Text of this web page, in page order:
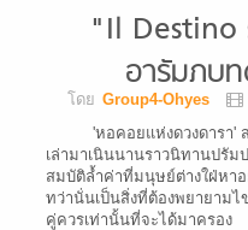
"Il
อารัมภบ
โดย Group4-Ohyes
'หอคอยแห่งดวงดารา'
เล่ามาเนินนานราวนิทานปรัม
สมบัติล้ำค่าที่มนุษย์ต่างใฝ่หา
ทว่านั่นเป็นสิ่งที่ต้องพยายามไ
คู่ควรเท่านั้นที่จะได้มาครอง